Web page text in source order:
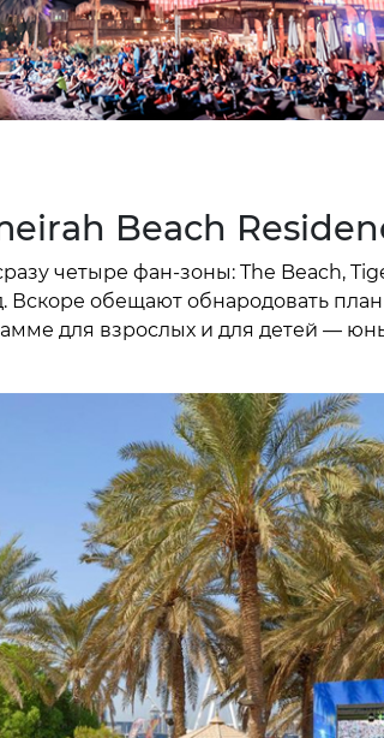
Beach
четыре фан-зоны: The Beach,
Вскоре обещают обнародовать
для взрослых и для детей —